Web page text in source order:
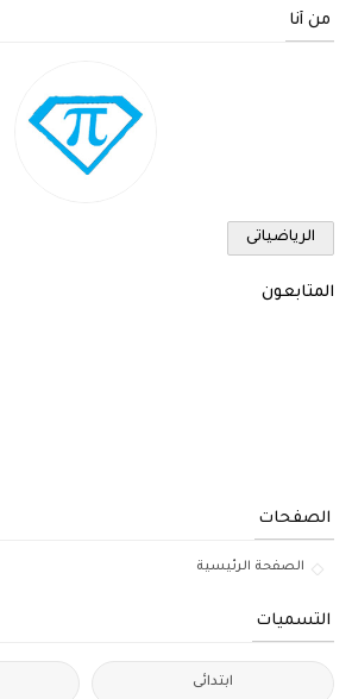
من أنا
الرياضياتى
المتابعون
الصفحات
الصفحة الرئيسية
التسميات
ابتدائى